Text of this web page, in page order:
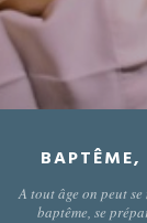
A tout âge on peut
baptême, se